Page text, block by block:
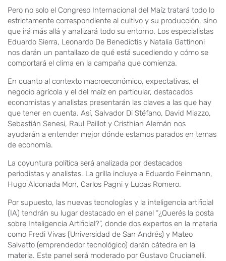
Pero no solo el Congreso Internacional del Maíz tratará todo lo
estrictamente correspondiente al cultivo y su producción, sino
que irá más allá y analizará todo su entorno. Los especialistas
Eduardo Sierra, Leonardo De Benedictis y Natalia Gattinoni
nos darán un pantallazo de qué está sucediendo y cómo se
comportará el clima en la campaña que comienza.
En cuanto al contexto macroeconómico, expectativas, el
negocio agrícola y el del maíz en particular, destacados
economistas y analistas presentarán las claves a las que hay
que tener en cuenta. Así, Salvador Di Stéfano, David Miazzo,
Sebastián Senesi, Raul Paillot y Cristhian Alemán nos
ayudarán a entender mejor dónde estamos parados en temas
de economía.
La coyuntura política será analizada por destacados
periodistas y analistas. La grilla incluye a Eduardo Feinmann,
Hugo Alconada Mon, Carlos Pagni y Lucas Romero.
Por supuesto, las nuevas tecnologías y la inteligencia artificial
(IA) tendrán su lugar destacado en el panel “¿Querés la posta
sobre Inteligencia Artificial?”, donde dos expertos en la materia
como Fredi Vivas (Universidad de San Andrés) y Mateo
Salvatto (emprendedor tecnológico) darán cátedra en la
materia. Este panel será moderado por Gustavo Crucianelli.